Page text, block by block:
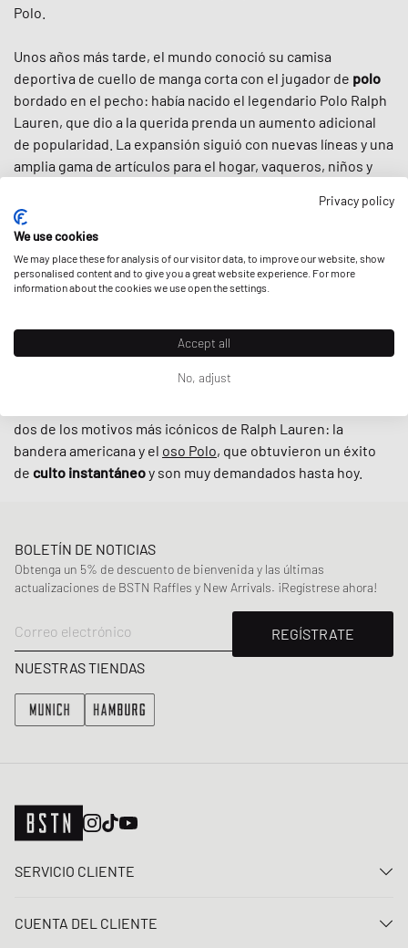
Polo.
Unos años más tarde, el mundo conoció su camisa
deportiva de cuello de manga corta con el jugador de polo
bordado en el pecho: había nacido el legendario Polo Ralph
Lauren, que dio a la querida prenda un aumento adicional
de popularidad. La expansión siguió con nuevas líneas y una
amplia gama de artículos para el hogar, vaqueros, niños y
pantalones
, Polo Ralph Lauren no
dejará nada que desear.
De los punks a los skaters, de los universitarios de la Ivy
League a los raperos del hip hop: Polo Ralph Lauren se hizo
. Especialmente uno de los valores
centrales de la marca, la idea de que se puede empezar de
la nada y llegar a ser algo, se reflejó en la narrativa del rap.
dos de los motivos más icónicos de Ralph Lauren: la
bandera americana y el oso Polo, que obtuvieron un éxito
de culto instantáneoy son muy demandados hasta hoy.
BOLETÍN DE NOTICIAS
Obtenga un 5% de descuento de bienvenida y las últimas
actualizaciones de BSTN Raffles y New Arrivals. ¡Regístrese ahora!
Correo electrónico
REGÍSTRATE
NUESTRAS TIENDAS
SERVICIO CLIENTE
Preguntas frecuentes
CUENTA DEL CLIENTE
Privacy policy
We use cookies
We may place these for analysis of our visitor data, to improve our website, show
personalised content and to give you a great website experience. For more
information about the cookies we use open the settings.
Accept all
No, adjust